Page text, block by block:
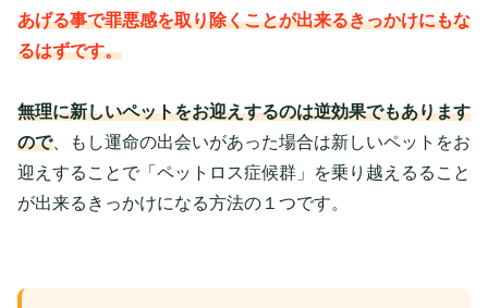
あげる事で罪悪感を取り除くことが出来るきっかけにもな
るはずです。
無理に新しいペットをお迎えするのは逆効果でもあります
ので、もし運命の出会いがあった場合は新しいペットをお
迎えすることで「ペットロス症候群」を乗り越えるること
が出来るきっかけになる方法の１つです。